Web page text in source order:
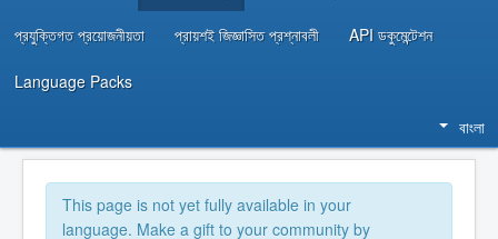
প্রযুক্তিগত প্রয়োজনীয়তা প্রায়শই জিজ্ঞাসিত প্রশ্নাবলী API ডকুমেন্টেশন
Language Packs
বাংলা
This page is not yet fully available in your
language. Make a gift to your community by